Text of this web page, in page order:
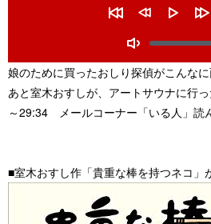
ヤ
ー
Mute
Volume
娘のために買ったおしり探偵がこんな
あと室木おすしが、アートサウナに行っ
～29:34 メールコーナー「いる人」読
■室木おすし作「貴重な棒を持つネコ」